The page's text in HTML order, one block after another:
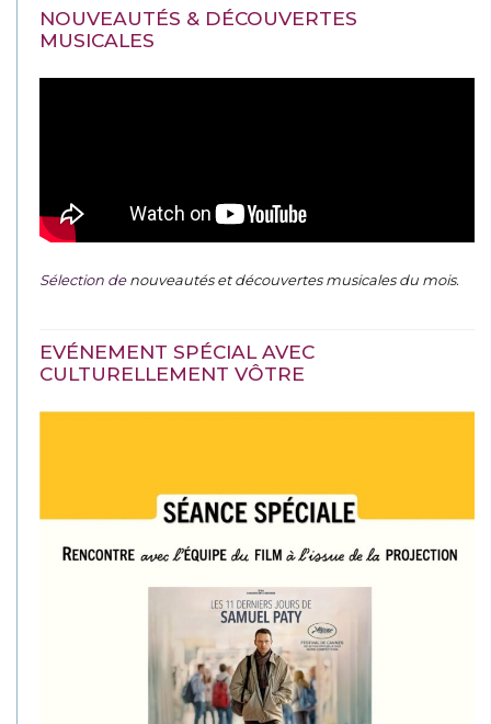
NOUVEAUTÉS & DÉCOUVERTES
MUSICALES
Sélection denouveautés et découvertes musicales du mois.
EVÉNEMENT SPÉCIAL AVEC
CULTURELLEMENT VÔTRE